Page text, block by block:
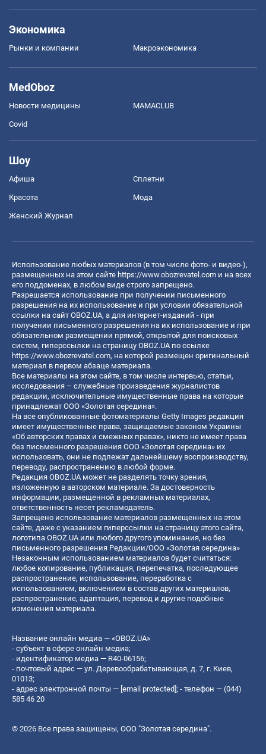
Экономика
Рынки и компании Mакроэкономика
MedOboz
Новости медицины MAMACLUB
Covid
Шоу
Афиша Сплетни
Красота Мода
Женский Журнал
Использование любых материалов (в том числе фото- и видео-),
размещенных на этом сайте https://www.obozrevatel.com и на всех
его поддоменах, в любом виде строго запрещено.
Разрешается использование при получении письменного
разрешения на их использование и при условии обязательной
ссылки на сайт OBOZ.UA, а для интернет-изданий - при
получении письменного разрешения на их использование и при
обязательном размещении прямой, открытой для поисковых
систем, гиперссылки на страницу OBOZ.UA по ссылке
https://www.obozrevatel.com, на которой размещен оригинальный
материал в первом абзаце материала.
Все материалы на этом сайте, в том числе интервью, статьи,
исследования – служебные произведения журналистов
редакции, исключительные имущественные права на которые
принадлежат ООО «Золотая середина».
На все опубликованные фотоматериалы Getty Images редакция
имеет имущественные права, защищаемые законом Украины
«Об авторских правах и смежных правах», никто не имеет права
без письменного разрешения ООО «Золотая середина» их
использовать, они не подлежат дальнейшему воспроизводству,
переводу, распространению в любой форме.
Редакция OBOZ.UA может не разделять точку зрения,
изложенную в авторском материале. За достоверность
информации, размещенной в рекламных материалах,
ответственность несет рекламодатель.
Запрещено использование материалов размещенных на этом
сайте, даже с указанием гиперссылки на страницу этого сайта,
логотипа OBOZ.UA или любого другого упоминания, но без
письменного разрешения Редакции/ООО «Золотая середина»
Незаконным использованием материалов будет считаться:
любое копирование, публикация, перепечатка, последующее
распространение, использование, переработка с
использованием, включением в состав других материалов,
распространение, адаптация, перевод и другие подобные
изменения материала.
Название онлайн медиа — «OBOZ.UA»
- субъект в сфере онлайн медиа;
- идентификатор медиа — R40-06156;
- почтовый адрес — ул. Деревообрабатывающая, д. 7, г. Киев,
01013;
- адрес электронной почты — [email protected] ; - телефон — (044)
585 46 20
© 2026 Все права защищены, ООО "Золотая середина".